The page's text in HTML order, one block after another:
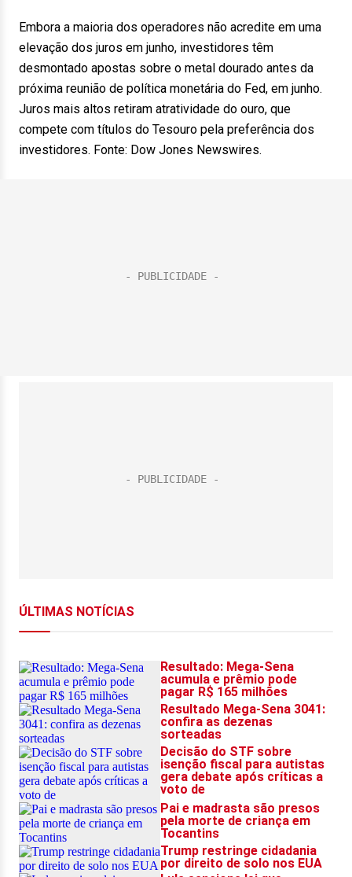
Embora a maioria dos operadores não acredite em uma
elevação dos juros em junho, investidores têm
desmontado apostas sobre o metal dourado antes da
próxima reunião de política monetária do Fed, em junho.
Juros mais altos retiram atratividade do ouro, que
compete com títulos do Tesouro pela preferência dos
investidores. Fonte: Dow Jones Newswires.